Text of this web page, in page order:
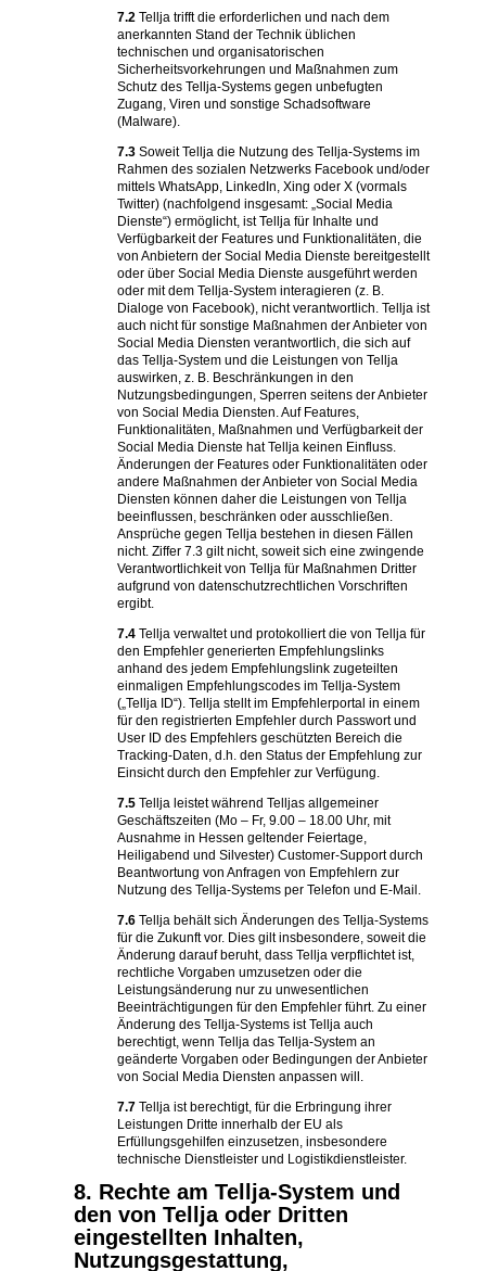
7.2 Tellja trifft die erforderlichen und nach dem
anerkannten Stand der Technik üblichen
technischen und organisatorischen
Sicherheitsvorkehrungen und Maßnahmen zum
Schutz des Tellja-Systems gegen unbefugten
Zugang, Viren und sonstige Schadsoftware
(Malware).
7.3 Soweit Tellja die Nutzung des Tellja-Systems im
Rahmen des sozialen Netzwerks Facebook und/oder
mittels WhatsApp, LinkedIn, Xing oder X (vormals
Twitter) (nachfolgend insgesamt: „Social Media
Dienste“) ermöglicht, ist Tellja für Inhalte und
Verfügbarkeit der Features und Funktionalitäten, die
von Anbietern der Social Media Dienste bereitgestellt
oder über Social Media Dienste ausgeführt werden
oder mit dem Tellja-System interagieren (z. B.
Dialoge von Facebook), nicht verantwortlich. Tellja ist
auch nicht für sonstige Maßnahmen der Anbieter von
Social Media Diensten verantwortlich, die sich auf
das Tellja-System und die Leistungen von Tellja
auswirken, z. B. Beschränkungen in den
Nutzungsbedingungen, Sperren seitens der Anbieter
von Social Media Diensten. Auf Features,
Funktionalitäten, Maßnahmen und Verfügbarkeit der
Social Media Dienste hat Tellja keinen Einfluss.
Änderungen der Features oder Funktionalitäten oder
andere Maßnahmen der Anbieter von Social Media
Diensten können daher die Leistungen von Tellja
beeinflussen, beschränken oder ausschließen.
Ansprüche gegen Tellja bestehen in diesen Fällen
nicht. Ziffer 7.3 gilt nicht, soweit sich eine zwingende
Verantwortlichkeit von Tellja für Maßnahmen Dritter
aufgrund von datenschutzrechtlichen Vorschriften
ergibt.
7.4 Tellja verwaltet und protokolliert die von Tellja für
den Empfehler generierten Empfehlungslinks
anhand des jedem Empfehlungslink zugeteilten
einmaligen Empfehlungscodes im Tellja-System
(„Tellja ID“). Tellja stellt im Empfehlerportal in einem
für den registrierten Empfehler durch Passwort und
User ID des Empfehlers geschützten Bereich die
Tracking-Daten, d.h. den Status der Empfehlung zur
Einsicht durch den Empfehler zur Verfügung.
7.5 Tellja leistet während Telljas allgemeiner
Geschäftszeiten (Mo – Fr, 9.00 – 18.00 Uhr, mit
Ausnahme in Hessen geltender Feiertage,
Heiligabend und Silvester) Customer-Support durch
Beantwortung von Anfragen von Empfehlern zur
Nutzung des Tellja-Systems per Telefon und E-Mail.
7.6 Tellja behält sich Änderungen des Tellja-Systems
für die Zukunft vor. Dies gilt insbesondere, soweit die
Änderung darauf beruht, dass Tellja verpflichtet ist,
rechtliche Vorgaben umzusetzen oder die
Leistungsänderung nur zu unwesentlichen
Beeinträchtigungen für den Empfehler führt. Zu einer
Änderung des Tellja-Systems ist Tellja auch
berechtigt, wenn Tellja das Tellja-System an
geänderte Vorgaben oder Bedingungen der Anbieter
von Social Media Diensten anpassen will.
7.7 Tellja ist berechtigt, für die Erbringung ihrer
Leistungen Dritte innerhalb der EU als
Erfüllungsgehilfen einzusetzen, insbesondere
technische Dienstleister und Logistikdienstleister.
8. Rechte am Tellja-System und
den von Tellja oder Dritten
eingestellten Inhalten,
Nutzungsgestattung,